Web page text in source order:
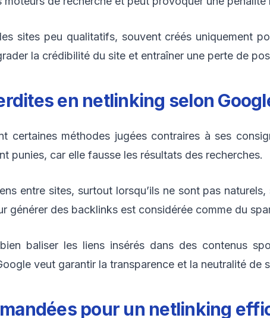
sites peu qualitatifs, souvent créés uniquement
la crédibilité du site et entraîner une perte de
en netlinking selon
certaines méthodes jugées contraires à ses
punies, car elle fausse les résultats des recherches.
entre sites, surtout lorsqu’ils ne sont pas
générer des backlinks est considérée comme du
baliser les liens insérés dans des contenus
veut garantir la transparence et la neutralité de
pour un netlinking